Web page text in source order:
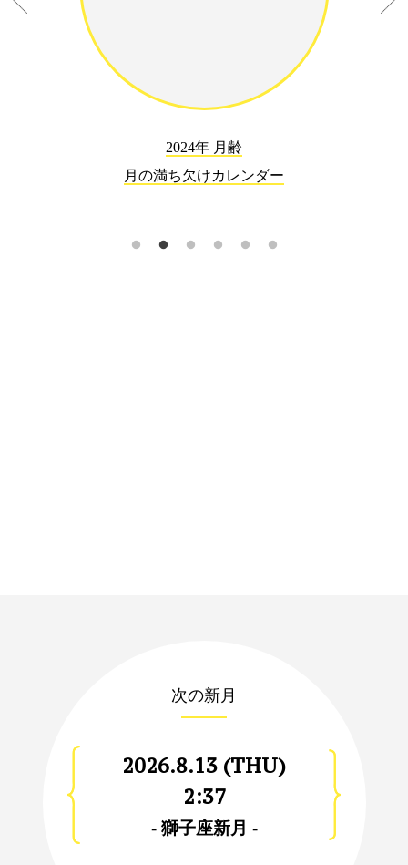
2024年 月齢
月の満ち欠けカレンダー
次の新月
2026.8.13 (THU)
2:37
- 獅子座新月 -